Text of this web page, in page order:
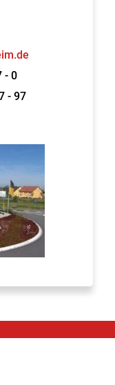
- 0
- 97